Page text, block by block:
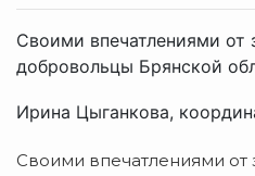
Своими впечатлениями от
добровольцы Брянской
Ирина Цыганкова,
Своими впечатлениями